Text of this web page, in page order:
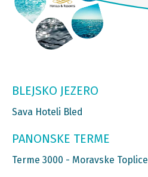
BLEJSKO JEZERO
Sava Hoteli Bled
PANONSKE TERME
Terme 3000 - Moravske Toplice